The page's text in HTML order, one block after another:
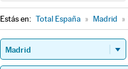
Estás en: Total España » Madrid »